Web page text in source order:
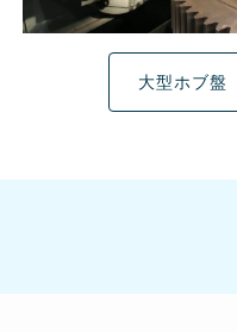
大型ホブ盤